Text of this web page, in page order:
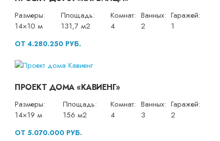
Размеры:
14×10 м
Площадь:
131,7 м2
Комнат:
4
Ванных:
2
Гаражей:
1
ОТ 4.280.250 РУБ.
ПРОЕКТ ДОМА «КАВИЕНГ»
Размеры:
14×19 м
Площадь:
156 м2
Комнат:
4
Ванных:
3
Гаражей:
2
ОТ 5.070.000 РУБ.